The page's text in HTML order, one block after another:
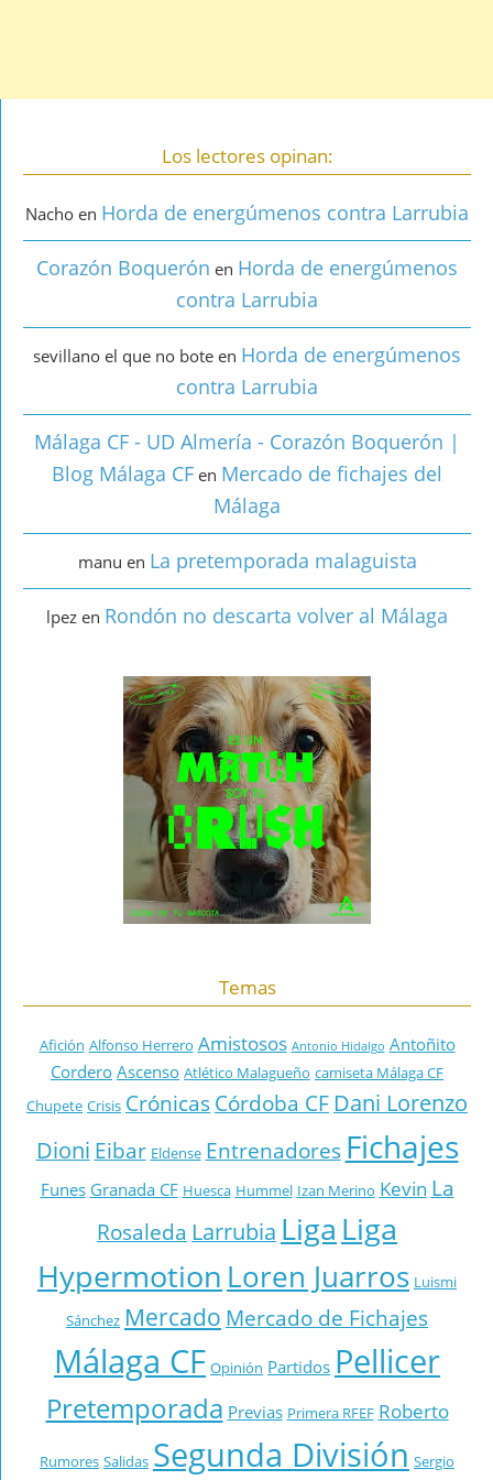
Los lectores opinan:
Nacho en Horda de energúmenos contra Larrubia
Corazón Boquerón en Horda de energúmenos
contra Larrubia
sevillano el que no bote en Horda de energúmenos
contra Larrubia
Málaga CF - UD Almería - Corazón Boquerón |
Blog Málaga CF en Mercado de fichajes del
Málaga
manu en La pretemporada malaguista
lpez en Rondón no descarta volver al Málaga
Temas
Afición Alfonso Herrero Amistosos Antonio Hidalgo Antoñito
CorderoAscenso Atlético Malagueño camiseta Málaga CF
Chupete Crisis Crónicas Córdoba CF Dani Lorenzo
Dioni Eibar Eldense Entrenadores Fichajes
Funes Granada CF Huesca Hummel Izan Merino Kevin La
Rosaleda Larrubia Liga Liga
Hypermotion Loren Juarros Luismi
Sánchez Mercado Mercado de Fichajes
Málaga CF Opinión Partidos Pellicer
Pretemporada Previas Primera RFEF Roberto
Rumores Salidas Segunda División Sergio